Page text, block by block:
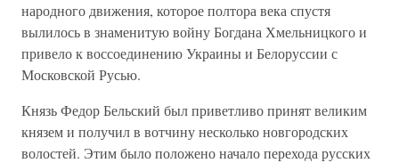
народного движения, которое полтора века спустя
вылилось в знаменитую войну Богдана Хмельницкого и
привело к воссоединению Украины и Белоруссии с
Московской Русью.
Князь Федор Бельский был приветливо принят великим
князем и получил в вотчину несколько новгородских
волостей. Этим было положено начало перехода русских